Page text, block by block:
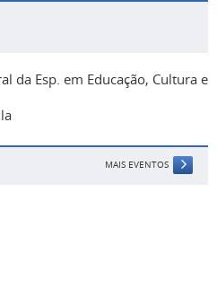
da Esp. em Educação, Cultura e
MAIS EVENTOS